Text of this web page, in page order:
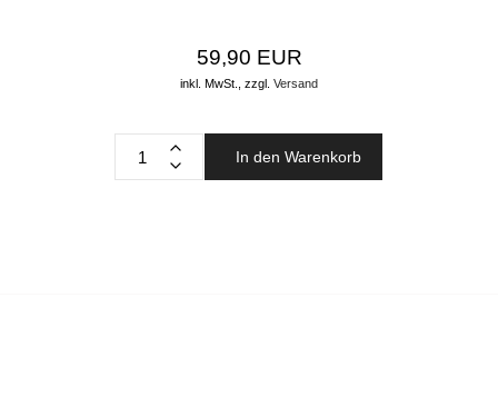
59,90 EUR
inkl. MwSt., zzgl. Versand
In den Warenkorb